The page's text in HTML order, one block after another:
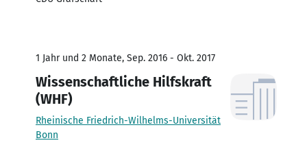
1 Jahr und 2 Monate, Sep. 2016 - Okt. 2017
Wissenschaftliche Hilfskraft
(WHF)
Rheinische Friedrich-Wilhelms-Universität
Bonn